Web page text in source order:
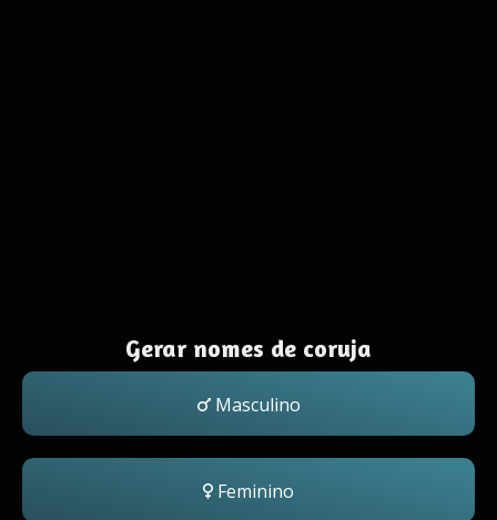
Gerar nomes de coruja
Masculino
Feminino